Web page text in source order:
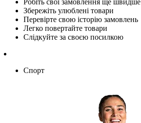
Робіть свої замовлення ще швидше
Збережіть улюблені товари
Перевірте свою історію замовлень
Легко повертайте товари
Слідкуйте за своєю посилкою
Спорт